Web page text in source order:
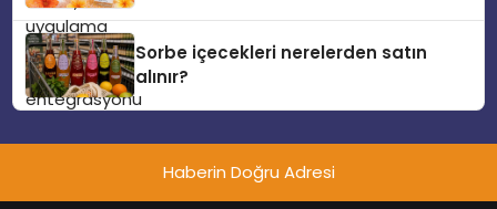
Sorbe içecekleri nerelerden satın
alınır?
Haberin Doğru Adresi